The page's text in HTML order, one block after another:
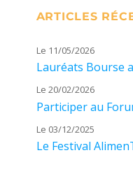
ARTICLES
Le 11/05/2026
Lauréats Bourse
Le 20/02/2026
Participer au
Le 03/12/2025
Le Festival